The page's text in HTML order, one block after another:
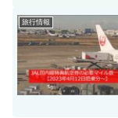
旅行情報